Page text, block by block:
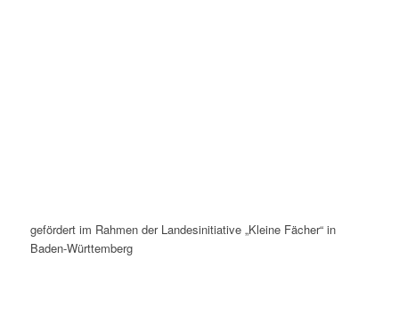
gefördert im Rahmen der Landesinitiative „Kleine Fächer“ in
Baden-Württemberg